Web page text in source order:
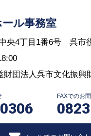
ル事務室
央4丁目1番6号 呉市
団法人呉市文化振興
FAXでのお